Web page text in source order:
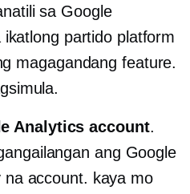
sa Google
ikatlong partido platform
magagandang feature.
Analytics account.
ang Google
na account. kaya mo